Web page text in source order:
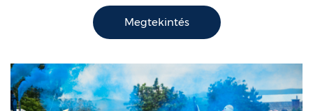
Megtekintés